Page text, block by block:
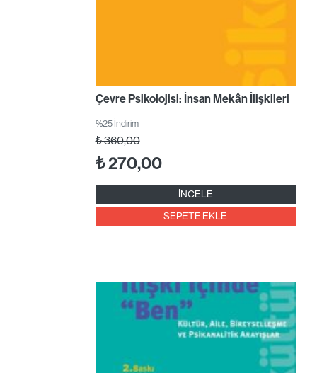
Çevre Psikolojisi: İnsan Mekân İlişkileri
%25 İndirim
₺360,00
₺270,00
İNCELE
SEPETE EKLE